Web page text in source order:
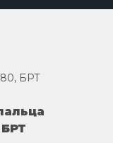
БРТ